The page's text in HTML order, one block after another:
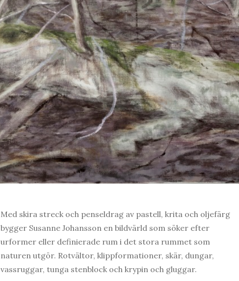
Med skira streck och penseldrag av pastell, krita och oljefärg
bygger Susanne Johansson en bildvärld som söker efter
urformer eller definierade rum i det stora rummet som
naturen utgör. Rotvältor, klippformationer, skär, dungar,
vassruggar, tunga stenblock och krypin och gluggar.